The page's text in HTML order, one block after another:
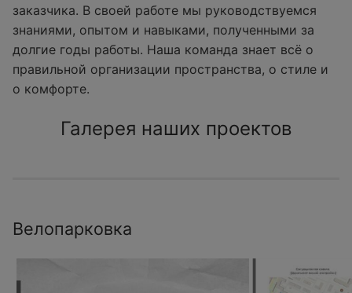
заказчика. В своей работе мы руководствуемся
знаниями, опытом и навыками, полученными за
долгие годы работы. Наша команда знает всё о
правильной организации пространства, о стиле и
о комфорте.
Галерея наших проектов
Велопарковка